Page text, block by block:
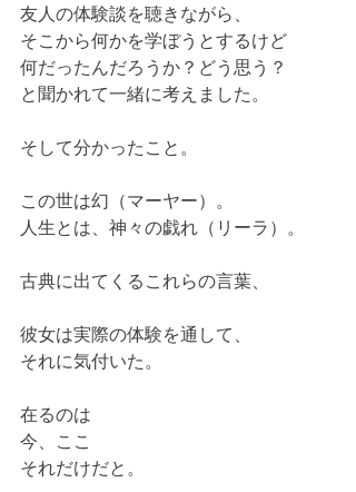
友人の体験談を聴きながら、
そこから何かを学ぼうとするけど
何だったんだろうか？どう思う？
と聞かれて一緒に考えました。
そして分かったこと。
この世は幻（マーヤー）。
人生とは、神々の戯れ（リーラ）。
古典に出てくるこれらの言葉、
彼女は実際の体験を通して、
それに気付いた。
在るのは
今、ここ
それだけだと。